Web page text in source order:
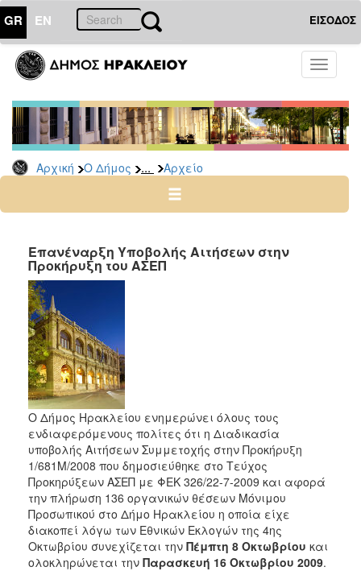
GR EN ΕΙΣΟΔΟΣ
Toggle
Αρχική Ο Δήμος ... Αρχείο
ΔΗΜΟΣ
Προσλήψεις
Αρχείο
2026
2025
2022
2020
2018
2017
2016
2015
2013
ΤΟΠΟΣ
ΠΟΛΙΤΙΣΜΟΣ
Επανέναρξη Υποβολής Αιτήσεων στην
Προκήρυξη του ΑΣΕΠ
Ο Δήμος Ηρακλείου ενημερώνει όλους τους
ενδιαφερόμενους πολίτες ότι η Διαδικασία
υποβολής Αιτήσεων Συμμετοχής στην Προκήρυξη
1/681Μ/2008 που δημοσιεύθηκε στο Τεύχος
Προκηρύξεων ΑΣΕΠ με ΦΕΚ 326/22-7-2009 και αφορά
την πλήρωση 136 οργανικών θέσεων Μόνιμου
Προσωπικού στο Δήμο Ηρακλείου η οποία είχε
διακοπεί λόγω των Εθνικών Εκλογών της 4ης
Οκτωβρίου συνεχίζεται την Πέμπτη 8 Οκτωβρίου και
ολοκληρώνεται την Παρασκευή 16 Οκτωβρίου 2009.